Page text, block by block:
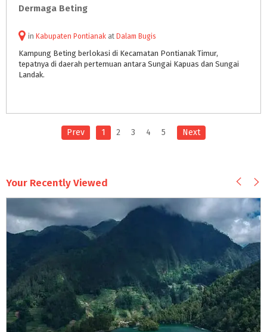
Dermaga Beting
in Kabupaten Pontianak at Dalam Bugis
Kampung Beting berlokasi di Kecamatan Pontianak Timur,
tepatnya di daerah pertemuan antara Sungai Kapuas dan Sungai
Landak.
Prev 1 2 3 4 5 Next
Your Recently Viewed